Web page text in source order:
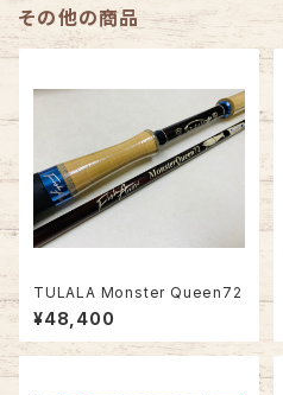
その他の商品
TULALA Monster Queen72
¥48,400